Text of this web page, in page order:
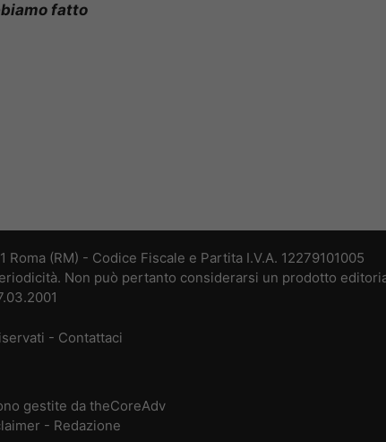
fatto
(RM) - Codice Fiscale e Partita I.V.A. 12279101005
Non può pertanto considerarsi un prodotto
- Contattaci
gestite da theCoreAdv
- Redazione